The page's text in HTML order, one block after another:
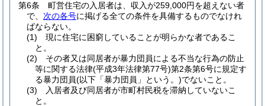
第6条
町営住宅の入居者は、収入が259,000円を超えない者
で、 次の各号に掲げる全ての条件を具備するものでなけれ
ばならない。
(1)
現に住宅に困窮していることが明らかな者であるこ
と。
(2)
その者又は同居者が暴力団員による不当な行為の防止
等に関する法律(平成3年法律第77号)第2条第6号に規定す
る暴力団員(以下「暴力団員」という。)でないこと。
(3)
入居者及び同居者が市町村民税を滞納していないこ
と。